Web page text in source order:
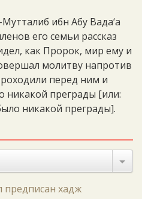
ибн Абу Вада‘а
его семьи рассказ
как Пророк, мир ему и
молитву напротив
перед ним и
преграды [или:
никакой преграды].
предписан хадж